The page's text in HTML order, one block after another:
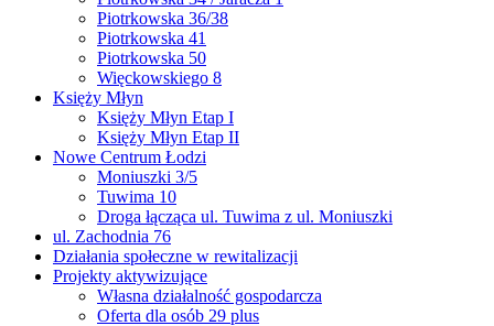
Piotrkowska 36/38
Piotrkowska 41
Piotrkowska 50
Więckowskiego 8
Księży Młyn
Księży Młyn Etap I
Księży Młyn Etap II
Nowe Centrum Łodzi
Moniuszki 3/5
Tuwima 10
Droga łącząca ul. Tuwima z ul. Moniuszki
ul. Zachodnia 76
Działania społeczne w rewitalizacji
Projekty aktywizujące
Własna działalność gospodarcza
Oferta dla osób 29 plus